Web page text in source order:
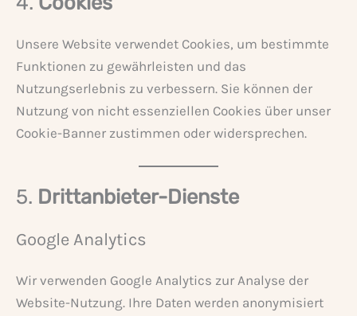
Unsere Website verwendet Cookies, um bestimmte
Funktionen zu gewährleisten und das
Nutzungserlebnis zu verbessern. Sie können der
Nutzung von nicht essenziellen Cookies über unser
Cookie-Banner zustimmen oder widersprechen.
5. Drittanbieter-Dienste
Google Analytics
Wir verwenden Google Analytics zur Analyse der
Website-Nutzung. Ihre Daten werden anonymisiert